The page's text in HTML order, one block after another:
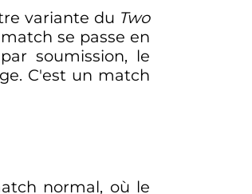
variante du Two
se passe en
soumission, le
C'est un match
normal, où le